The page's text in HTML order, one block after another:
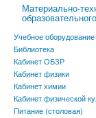
Материально-
Учебное оборудование
Библиотека
Кабинет ОБЗР
Кабинет физики
Кабинет химии
Кабинет физической
Питание (столовая)